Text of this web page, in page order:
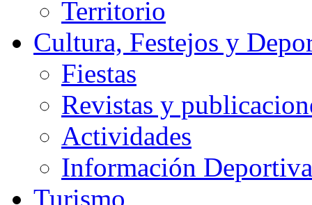
Territorio
Cultura, Festejos y
Fiestas
Revistas y
Actividades
Información Deportiva
Turismo